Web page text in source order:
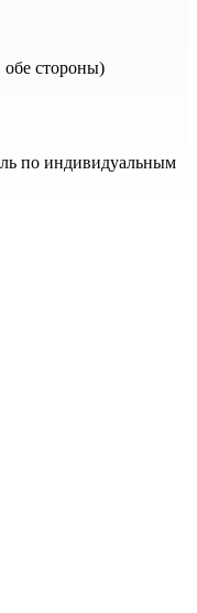
стороны)
по индивидуальным